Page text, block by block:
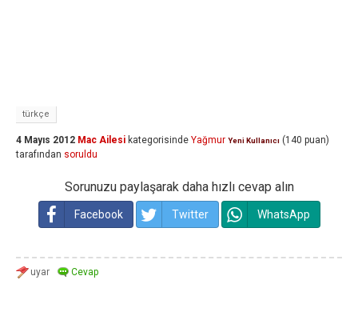
türkçe
4 Mayıs 2012 Mac Ailesi kategorisinde Yağmur Yeni Kullanıcı (140 puan)
tarafından soruldu
Sorunuzu paylaşarak daha hızlı cevap alın
Facebook Twitter WhatsApp